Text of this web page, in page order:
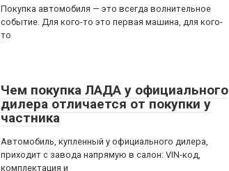
Покупка автомобиля — это всегда волнительное
событие. Для кого-то это первая машина, для кого-
то
Чем покупка ЛАДА у официального
дилера отличается от покупки у
частника
Автомобиль, купленный у официального дилера,
приходит с завода напрямую в салон: VIN-код,
комплектация и